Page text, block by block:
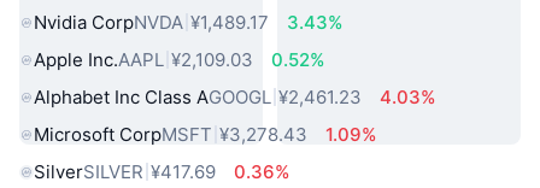
Nvidia CorpNVDA ¥1,489.17
3.43%
Apple Inc.AAPL ¥2,109.03
0.52%
Alphabet Inc Class AGOOGL ¥2,461.23
4.03%
Microsoft CorpMSFT ¥3,278.43
1.09%
SilverSILVER ¥417.69
0.36%